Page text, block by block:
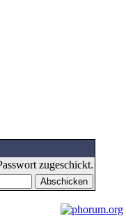
zugeschickt.